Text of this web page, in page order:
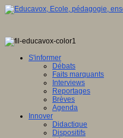
S'informer
Débats
Faits marquants
Interviews
Reportages
Brèves
Agenda
Innover
Didactique
Dispositifs